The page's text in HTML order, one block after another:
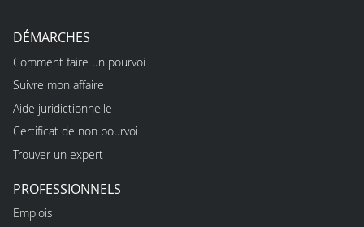
DÉMARCHES
Comment faire un pourvoi
Suivre mon affaire
Aide juridictionnelle
Certificat de non pourvoi
Trouver un expert
PROFESSIONNELS
Emplois